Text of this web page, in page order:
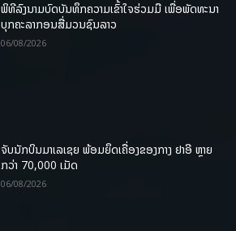
ພິທີລົງນາມບົດບັນທຶກຄວາມເຂົ້າໃຈຮ່ວມມື ເພື່ອພັດທະນາ
ບຸກຄະລາກອນສື່ມວນຊົນລາວ
06/08/2026
ຈັບນັກບິນມາເລເຊຍ ພ້ອມຍຶດເຄື່ອງຂອງກາງ ຢາອີ ຫຼາຍ
ກວ່າ 70,000 ເມັດ
06/08/2026